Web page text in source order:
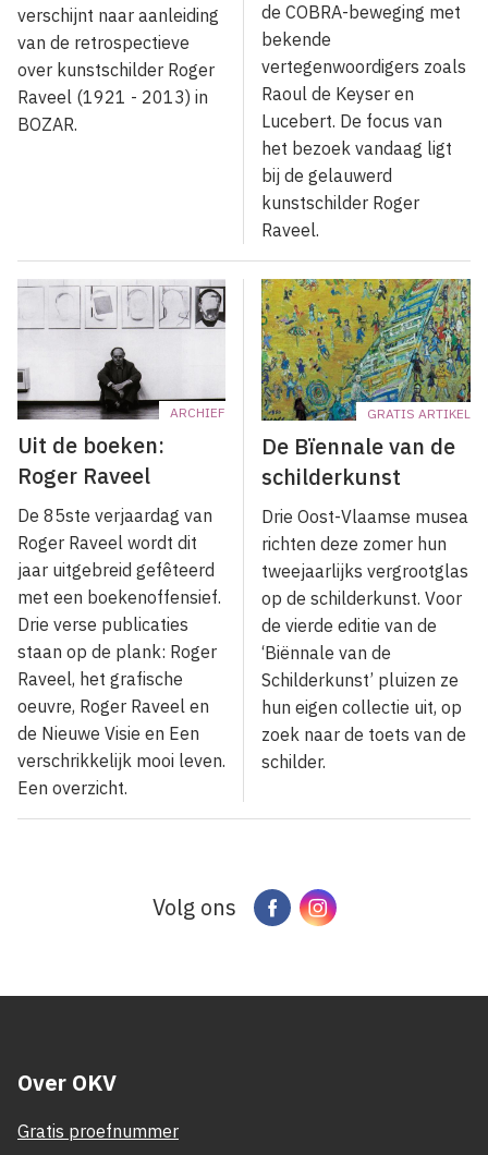
verschijnt naar aanleiding
van de retrospectieve
over kunstschilder Roger
Raveel (1921 - 2013) in
BOZAR.
de COBRA-beweging met
bekende
vertegenwoordigers zoals
Raoul de Keyser en
Lucebert. De focus van
het bezoek vandaag ligt
bij de gelauwerd
kunstschilder Roger
Raveel.
ARCHIEF
Uit de boeken:
Roger Raveel
De 85ste verjaardag van
Roger Raveel wordt dit
jaar uitge­breid gefêteerd
met een boekenoffensief.
Drie verse publicaties
staan op de plank: Roger
Raveel, het grafische
oeuvre, Roger Raveel en
de Nieuwe Visie en Een
verschrikkelijk mooi leven.
Een overzicht.
GRATIS ARTIKEL
De Bïennale van de
schilderkunst
Drie Oost-Vlaamse musea
richten deze zomer hun
tweejaarlijks vergrootglas
op de schilderkunst. Voor
de vierde editie van de
‘Biënnale van de
Schilderkunst’ pluizen ze
hun eigen collectie uit, op
zoek naar de toets van de
schilder.
Volg ons FacebookInstagram
Over OKV
Gratis proefnummer